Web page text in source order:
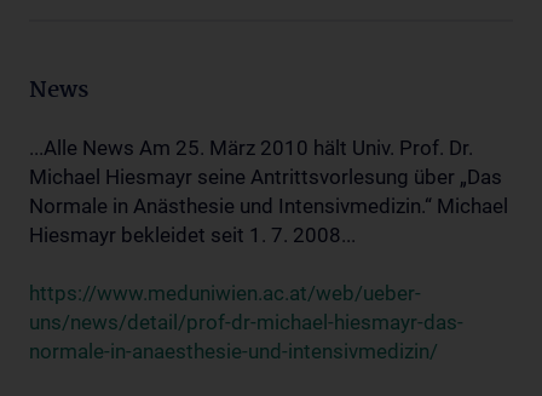
News
...Alle News Am 25. März 2010 hält Univ. Prof. Dr.
Michael Hiesmayr seine Antrittsvorlesung über „Das
Normale in Anästhesie und Intensivmedizin.“ Michael
Hiesmayr bekleidet seit 1. 7. 2008...
https://www.meduniwien.ac.at/web/ueber-
uns/news/detail/prof-dr-michael-hiesmayr-das-
normale-in-anaesthesie-und-intensivmedizin/